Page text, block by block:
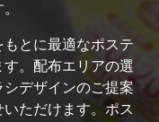
とに最適なポステ
。配布エリアの選
デザインのご提案
ただけます。ポス